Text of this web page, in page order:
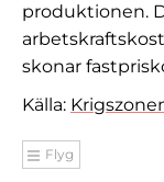
produktionen.
skonar
Källa:
Flyg